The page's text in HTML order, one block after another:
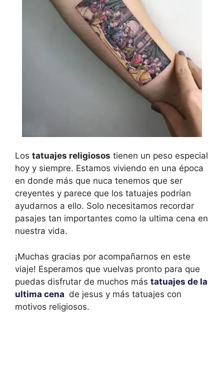
Los tatuajes religiosos tienen un peso especial
hoy y siempre. Estamos viviendo en una época
en donde más que nuca tenemos que ser
creyentes y parece que los tatuajes podrían
ayudarnos a ello. Solo necesitamos recordar
pasajes tan importantes como la ultima cena en
nuestra vida.
¡Muchas gracias por acompañarnos en este
viaje! Esperamos que vuelvas pronto para que
puedas disfrutar de muchos más tatuajes de la
ultima cena de jesus y más tatuajes con
motivos religiosos.